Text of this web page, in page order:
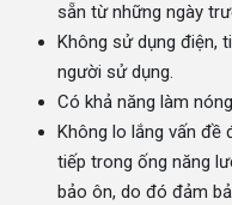
sẵn từ những ngày
Không sử dụng điện,
người sử dụng.
Có khả năng làm
Không lo lắng vấn
tiếp trong ống năng
bảo ôn, do đó đảm